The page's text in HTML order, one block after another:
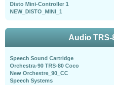
Disto Mini-Controller 1
NEW_DISTO_MINI_1
Audio
Speech Sound Cartridge
Orchestra-90 TRS-80 Coco
New Orchestre_90_CC
Speech Systems